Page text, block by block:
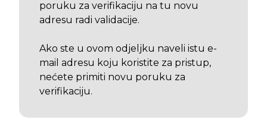
poruku za verifikaciju na tu novu
adresu radi validacije.
Ako ste u ovom odjeljku naveli istu e-
mail adresu koju koristite za pristup,
nećete primiti novu poruku za
verifikaciju.